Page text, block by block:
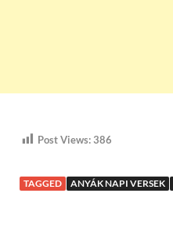
Post Views:386
TAGGED ANYÁK NAPI VERSEK